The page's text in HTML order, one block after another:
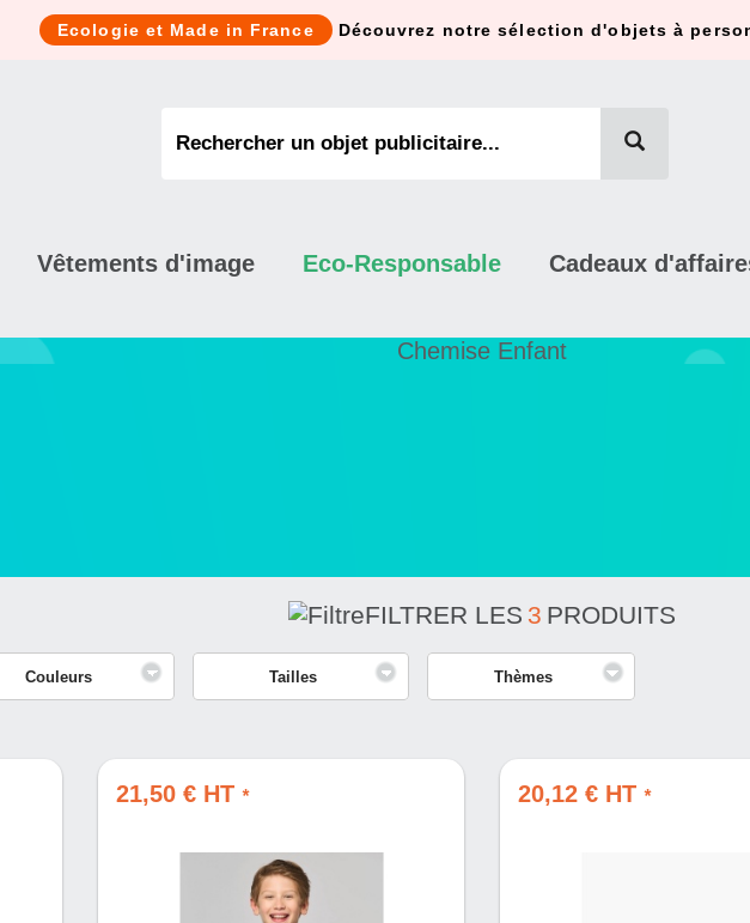
Ecologie et Made in France Découvrez notre sélection d'objets à
Vêtements d'image Eco-Responsable Cadeaux
Chemise Enfant
FILTRER LES 3 PRODUITS
Couleurs Tailles Thèmes
21,50 € HT * 20,12 € HT *